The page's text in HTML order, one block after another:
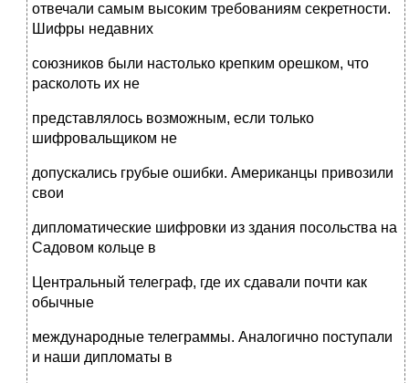
отвечали самым высоким требованиям секретности.
Шифры недавних
союзников были настолько крепким орешком, что
расколоть их не
представлялось возможным, если только
шифровальщиком не
допускались грубые ошибки. Американцы привозили
свои
дипломатические шифровки из здания посольства на
Садовом кольце в
Центральный телеграф, где их сдавали почти как
обычные
международные телеграммы. Аналогично поступали
и наши дипломаты в